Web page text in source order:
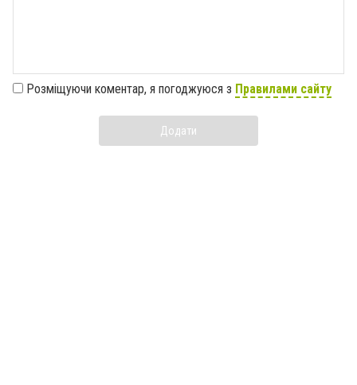
Розміщуючи коментар, я погоджуюся з Правилами сайту
Додати